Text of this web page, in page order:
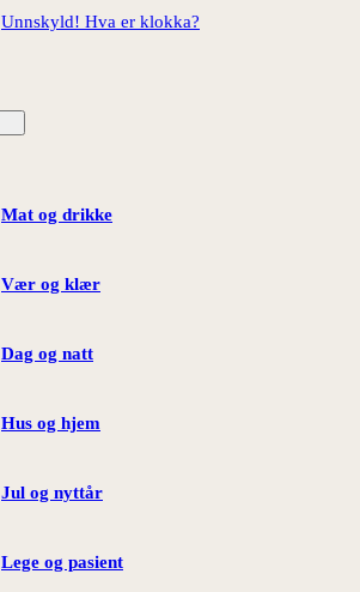
Unnskyld! Hva er klokka?
Mat og drikke
Vær og klær
Dag og natt
Hus og hjem
Jul og nyttår
Lege og pasient